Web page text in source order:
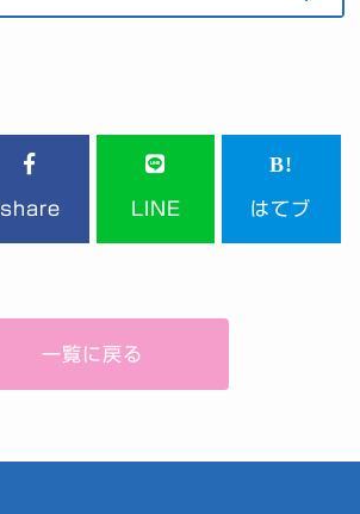
share LINE はてブ
一覧に戻る